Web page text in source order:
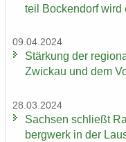
teil Bo­cken­dorf wird
09.04.2024
Stär­kung der
Zwi­ckau und dem
28.03.2024
Sach­sen schließt
berg­werk in der